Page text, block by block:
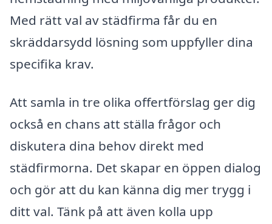
Med rätt val av städfirma får du en
skräddarsydd lösning som uppfyller dina
specifika krav.
Att samla in tre olika offertförslag ger dig
också en chans att ställa frågor och
diskutera dina behov direkt med
städfirmorna. Det skapar en öppen dialog
och gör att du kan känna dig mer trygg i
ditt val. Tänk på att även kolla upp